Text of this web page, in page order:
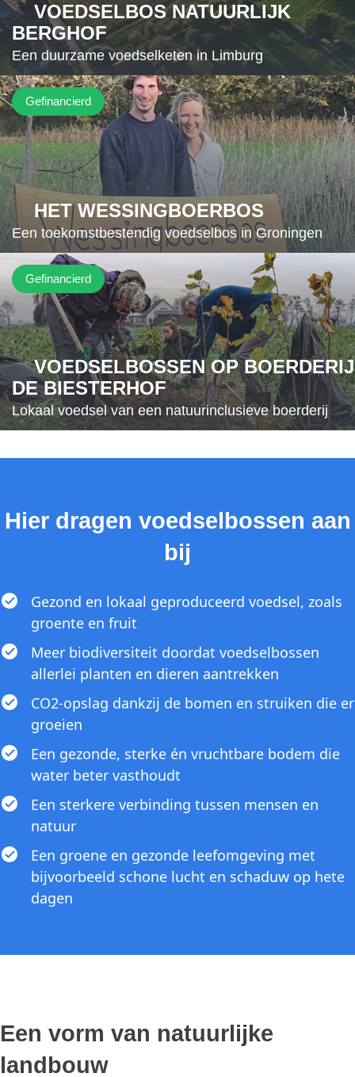
VOEDSELBOS NATUURLIJK
BERGHOF
Een duurzame voedselketen in Limburg
Gefinancierd
HET WESSINGBOERBOS
Een toekomstbestendig voedselbos in Groningen
Gefinancierd
VOEDSELBOSSEN OP BOERDERIJ
DE BIESTERHOF
Lokaal voedsel van een natuurinclusieve boerderij
Hier dragen voedselbossen aan
bij
Gezond en lokaal geproduceerd voedsel, zoals
groente en fruit
Meer biodiversiteit doordat voedselbossen
allerlei planten en dieren aantrekken
CO2-opslag dankzij de bomen en struiken die er
groeien
Een gezonde, sterke én vruchtbare bodem die
water beter vasthoudt
Een sterkere verbinding tussen mensen en
natuur
Een groene en gezonde leefomgeving met
bijvoorbeeld schone lucht en schaduw op hete
dagen
Een vorm van natuurlijke
landbouw